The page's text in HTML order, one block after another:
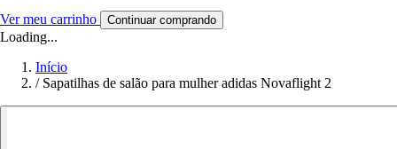
Ver meu carrinho Continuar comprando
Loading...
Início
/ Sapatilhas de salão para mulher adidas Novaflight 2